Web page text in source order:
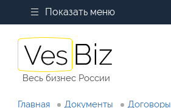
Показать меню
Весь бизнес России
Главная Документы Договоры